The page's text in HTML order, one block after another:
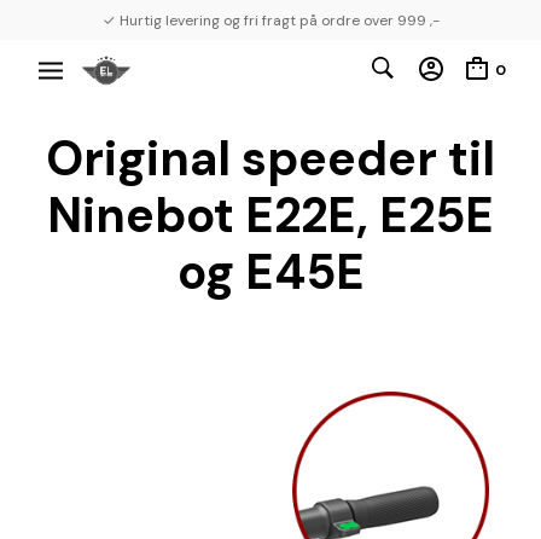
✓ Hurtig levering og fri fragt på ordre over 999 ,-
0
Original speeder til
Ninebot E22E, E25E
og E45E